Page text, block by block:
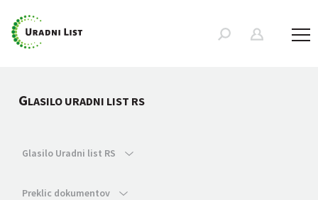
GLASILO URADNI LIST RS
Glasilo Uradni list RS
Preklic dokumentov